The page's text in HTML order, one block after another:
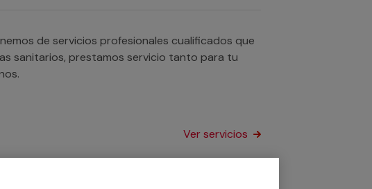
de servicios profesionales cualificados que
sanitarios, prestamos servicio tanto para tu
Ver servicios